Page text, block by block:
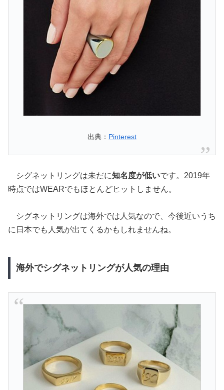
出典： Pinterest
シグネットリングは未だに知名度が低いです。2019年
時点ではWEARでもほとんどヒットしません。
シグネットリングは海外では人気なので、今後近いうち
に日本でも人気が出てくるかもしれませんね。
海外でシグネットリングが人気の理由